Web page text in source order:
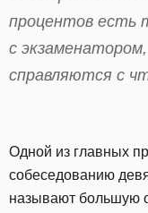
процентов есть
с
справляются с
Одной из главных
собеседованию
называют большую